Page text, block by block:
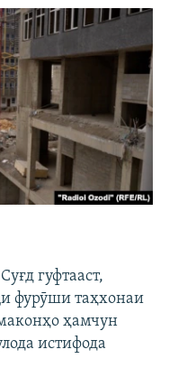
гуфтааст,
фурӯши таҳхонаи
ҳамчун
истифода